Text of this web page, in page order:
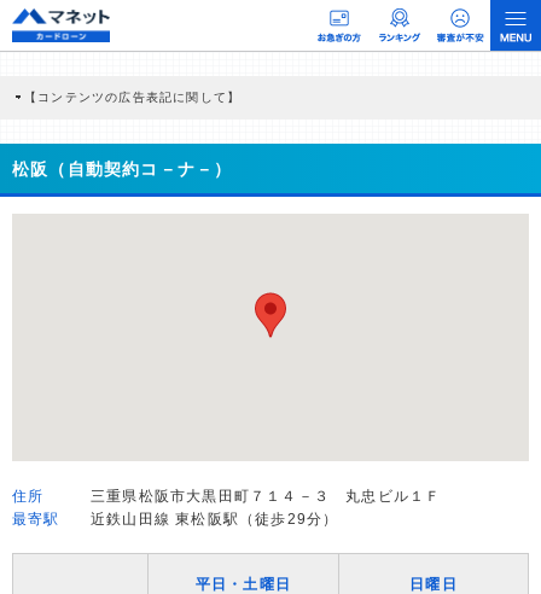
【コンテンツの広告表記に関して】
商品を根拠なくPRするものではなく、当編集部の調査／ユーザーへの口コミ収集な
どに基づき、公平性を担保した情報提供を行っています。
>提携企業一覧
松阪（自動契約コ－ナ－）
住所
三重県松阪市大黒田町７１４－３ 丸忠ビル１Ｆ
最寄駅
近鉄山田線 東松阪駅（徒歩29分）
平日・土曜日 日曜日